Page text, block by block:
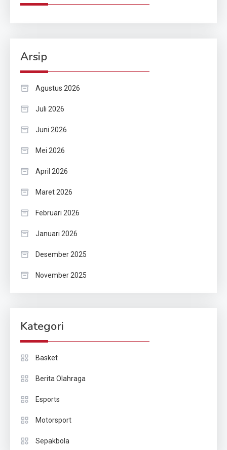
Arsip
Agustus 2026
Juli 2026
Juni 2026
Mei 2026
April 2026
Maret 2026
Februari 2026
Januari 2026
Desember 2025
November 2025
Kategori
Basket
Berita Olahraga
Esports
Motorsport
Sepakbola